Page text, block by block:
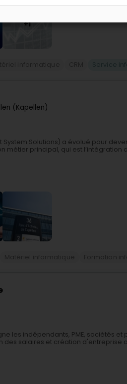
+1
(Kapellen)
System Solutions) a évolué pour
métier principal, qui est l’intégration
les indépendants, PME, sociétés et
des salaires et création d'entreprise